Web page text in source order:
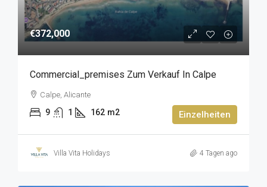
€372,000
Commercial_premises Zum Verkauf In Calpe
Calpe, Alicante
9 1 162 m2 Einzelheiten
Villa Vita Holidays 4 Tagen ago